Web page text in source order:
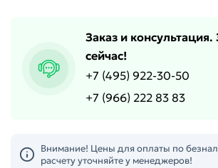
Заказ и консультация.
сейчас!
+7 (495) 922-30-50
+7 (966) 222 83 83
Внимание! Цены для оплаты по
расчету уточняйте у менеджеров!